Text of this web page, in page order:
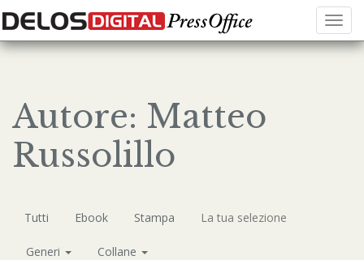
Menu
Autore: Matteo
Russolillo
Tutti Ebook Stampa La tua selezione
Generi Collane